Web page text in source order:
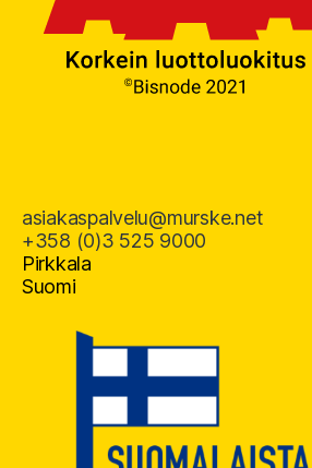
asiakaspalvelu@murske.net
+358 (0)3 525 9000
Pirkkala
Suomi